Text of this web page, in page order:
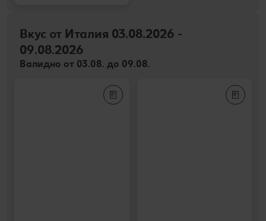
Вкус от Италия 03.08.2026 -
09.08.2026
Валидно от 03.08. до 09.08.